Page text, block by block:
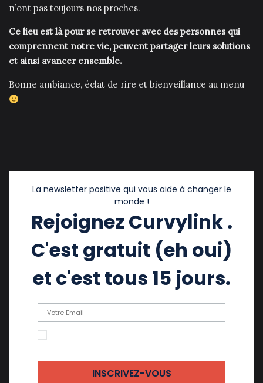
n’ont pas toujours nos proches.
Ce lieu est là pour se retrouver avec des personnes qui
comprennent notre vie, peuvent partager leurs solutions
et ainsi avancer ensemble.
Bonne ambiance, éclat de rire et bienveillance au menu
La newsletter positive qui vous aide à changer le
monde !
Rejoignez Curvylink .
C'est gratuit (eh oui)
et c'est tous 15 jours.